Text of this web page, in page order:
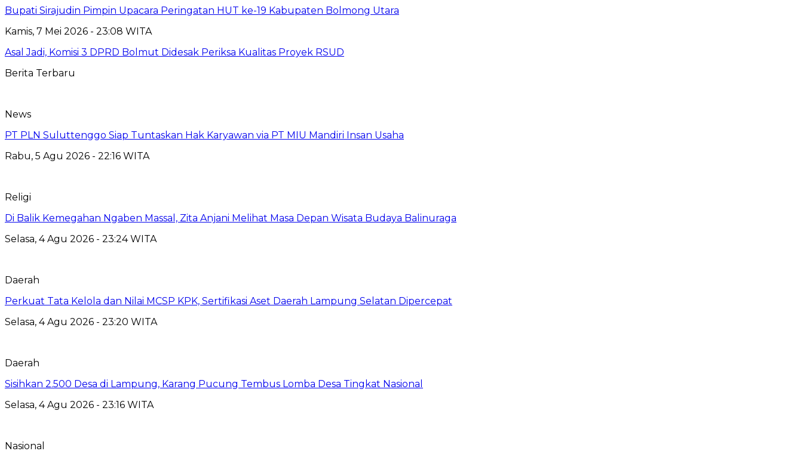
Bupati Sirajudin Pimpin Upacara Peringatan HUT ke-19 Kabupaten Bolmong Utara
Kamis, 7 Mei 2026 - 23:08 WITA
Asal Jadi, Komisi 3 DPRD Bolmut Didesak Periksa Kualitas Proyek RSUD
Berita Terbaru
News
PT PLN Suluttenggo Siap Tuntaskan Hak Karyawan via PT MIU Mandiri Insan Usaha
Rabu, 5 Agu 2026 - 22:16 WITA
Religi
Di Balik Kemegahan Ngaben Massal, Zita Anjani Melihat Masa Depan Wisata Budaya Balinuraga
Selasa, 4 Agu 2026 - 23:24 WITA
Daerah
Perkuat Tata Kelola dan Nilai MCSP KPK, Sertifikasi Aset Daerah Lampung Selatan Dipercepat
Selasa, 4 Agu 2026 - 23:20 WITA
Daerah
Sisihkan 2.500 Desa di Lampung, Karang Pucung Tembus Lomba Desa Tingkat Nasional
Selasa, 4 Agu 2026 - 23:16 WITA
Nasional